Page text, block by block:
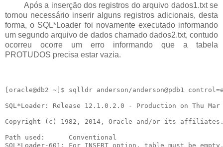
Após a inserção dos registros do arquivo dados1.txt se
tornou necessário inserir alguns registros adicionais, desta
forma, o SQL*Loader foi novamente executado informando
um segundo arquivo de dados chamado dados2.txt, contudo
ocorreu ocorre um erro informando que a tabela
PROTUDOS precisa estar vazia.
[oracle@db2 ~]$ sqlldr anderson/anderson@pdb1
SQL*Loader: Release 12.1.0.2.0 - Production on Thu Mar
Copyright (c) 1982, 2014, Oracle and/or its
Path used:      Conventional